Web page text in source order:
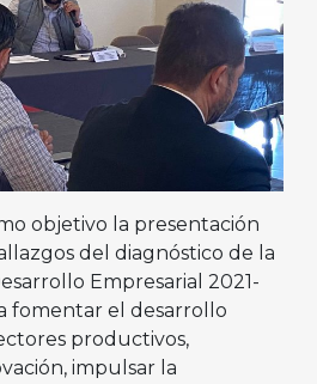
objetivo la presentación
del diagnóstico de la
Empresarial 2021-
fomentar el desarrollo
productivos,
impulsar la